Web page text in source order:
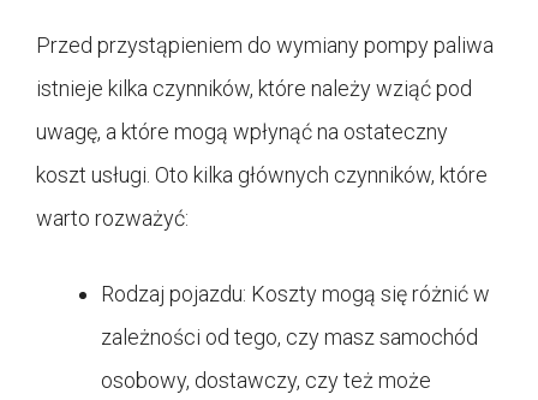
Przed przystąpieniem do wymiany pompy paliwa
istnieje kilka czynników, które należy wziąć pod
uwagę, a które mogą wpłynąć na ostateczny
koszt usługi. Oto kilka głównych czynników, które
warto rozważyć:
Rodzaj pojazdu: Koszty mogą się różnić w
zależności od tego, czy masz samochód
osobowy, dostawczy, czy też może